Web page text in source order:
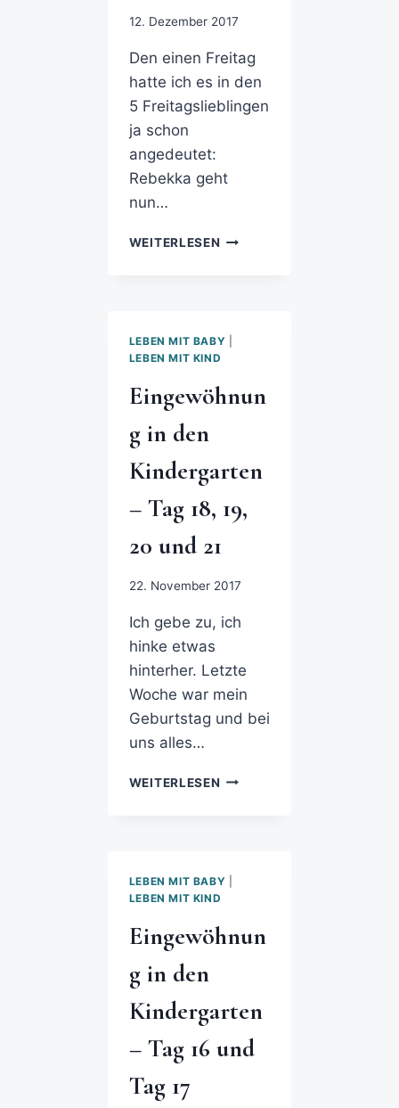
12. Dezember 2017
Den einen Freitag
hatte ich es in den
5 Freitagslieblingen
ja schon
angedeutet:
Rebekka geht
nun…
WEITERLESEN
LEBEN MIT BABY
LEBEN MIT KIND
Eingewöhnun
g in den
Kindergarten
– Tag 18, 19,
20 und 21
22. November 2017
Ich gebe zu, ich
hinke etwas
hinterher. Letzte
Woche war mein
Geburtstag und bei
uns alles…
WEITERLESEN
LEBEN MIT BABY
LEBEN MIT KIND
Eingewöhnun
g in den
Kindergarten
– Tag 16 und
Tag 17